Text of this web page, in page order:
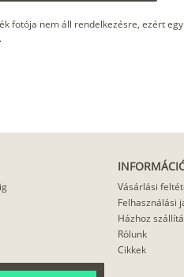
fotója nem áll rendelkezésre, ezért
Vásárlási
Felhasználási
Házhoz
Rólunk
Cikkek